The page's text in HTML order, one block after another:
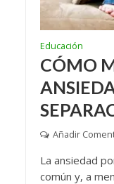
Educación
CÓMO
Añadir
La ansiedad
común y, a